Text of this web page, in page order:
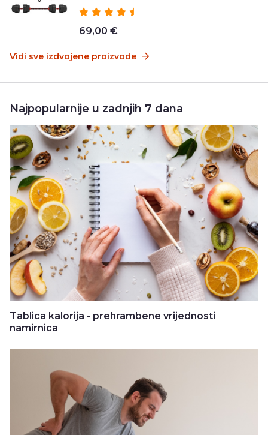
69,00 €
Vidi sve izdvojene proizvode
Najpopularnije u zadnjih 7 dana
Tablica kalorija - prehrambene vrijednosti
namirnica